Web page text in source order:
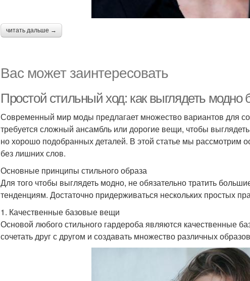
читать дальше →
Вас может заинтересовать
Простой стильный ход: как выглядеть модно
Современный мир моды предлагает множество вариантов для
требуется сложный ансамбль или дорогие вещи, чтобы
но хорошо подобранных деталей. В этой статье мы рассмотрим
без лишних слов.
Основные принципы стильного образа
Для того чтобы выглядеть модно, не обязательно тратить
тенденциям. Достаточно придерживаться нескольких простых
1. Качественные базовые вещи
Основой любого стильного гардероба являются качественные
сочетать друг с другом и создавать множество различных